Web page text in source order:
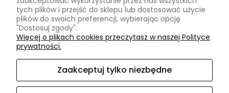
Informacje
O nas
Kontakt
tych plików i przejść do sklepu lub dostosować użycie
plików do swoich preferencji, wybierając opcję
"Dostosuj zgody".
Więcej o plikach cookies przeczytasz w naszej Polityce
prywatności.
Zaakceptuj tylko niezbędne